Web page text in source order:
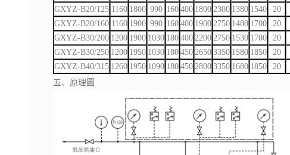
GXYZ-B20/125 1160 1800 990 160 400 1800 2300 1380 1540 20
GXYZ-B20/160 1160 1900 990 160 400 1900 2750 1480 1700 20
GXYZ-B30/200 1200 1900 1030 180 400 2200 2750 1530 1700 20
GXYZ-B30/250 1200 1950 1030 180 450 2650 3350 1580 1850 20
GXYZ-B40/315 1260 1950 1090 180 450 2800 3350 1680 1850 20
五、原理圖